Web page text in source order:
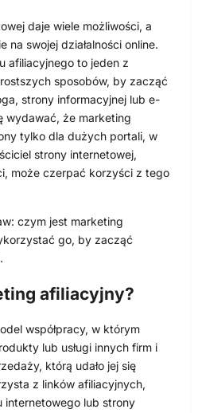
daje wiele możliwości, a
na swojej działalności online.
afiliacyjnego to jeden z
sposobów, by zacząć
strony informacyjnej lub e-
wydawać, że marketing
tylko dla dużych portali, w
strony internetowej,
może czerpać korzyści z tego
czym jest marketing
go, by zacząć
afiliacyjny?
współpracy, w którym
lub usługi innych firm i
którą udało jej się
z linków afiliacyjnych,
internetowego lub strony